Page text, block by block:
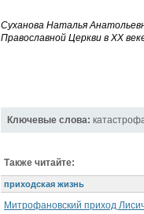
Суханова Наталья
Православной Церкви в ХХ
Ключевые слова:
Также читайте:
приходская жизнь
Митрофановский приход